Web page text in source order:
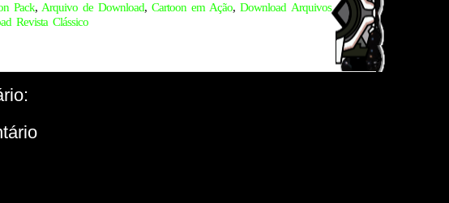
Pack, Arquivo de Download,Cartoon em Ação,Download Arquivos
Revista Clássico